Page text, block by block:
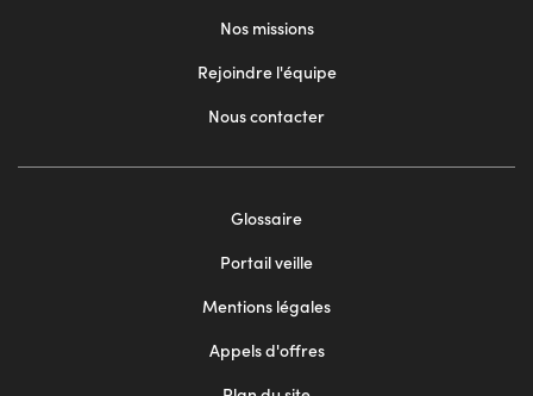
Nos missions
Rejoindre l'équipe
Nous contacter
Glossaire
Portail veille
Mentions légales
Appels d'offres